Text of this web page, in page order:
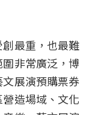
最重，也最難
非常廣泛，博
展演預購票券
造場域、文化